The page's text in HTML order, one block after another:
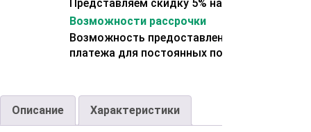
Представляем скидку 5% на второй заказ
Возможности рассрочки
Возможность предоставления отсрочки
платежа для постоянных покупателей.
Описание Характеристики